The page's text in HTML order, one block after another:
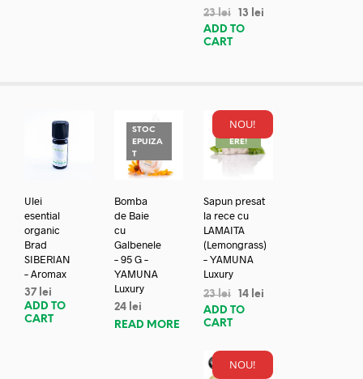
23lei 13
lei
ADD TO
CART
Ulei
esential
organic
Brad
SIBERIAN
– Aromax
37 lei
ADD TO
CART
STOC
EPUIZA
T
Bomba
de Baie
cu
Galbenele
– 95 G –
YAMUNA
Luxury
24 lei
READ MORE
NOU!
REDUC
ERE!
Sapun presat
la rece cu
LAMAITA
(Lemongrass)
– YAMUNA
Luxury
23lei 14 lei
ADD TO
CART
NOU!